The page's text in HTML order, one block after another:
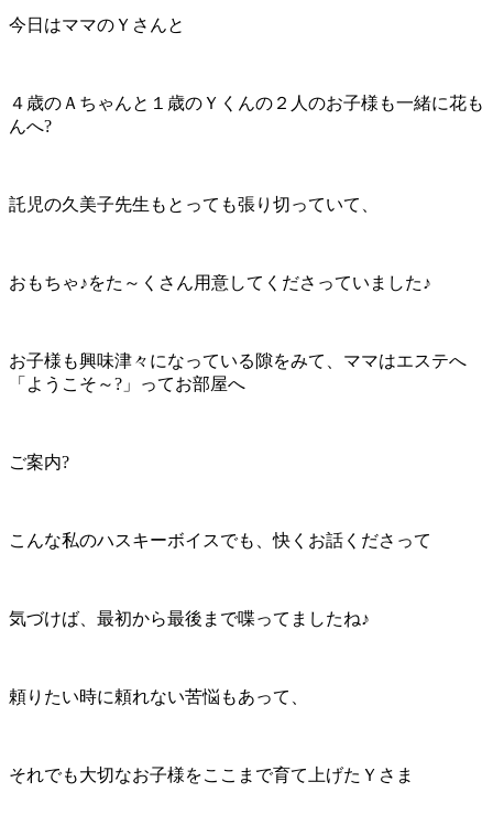
今日はママのＹさんと
４歳のＡちゃんと１歳のＹくんの２人のお子様も一緒に花も
んへ?
託児の久美子先生もとっても張り切っていて、
おもちゃ♪をた～くさん用意してくださっていました♪
お子様も興味津々になっている隙をみて、ママはエステへ
「ようこそ～?」ってお部屋へ
ご案内?
こんな私のハスキーボイスでも、快くお話くださって
気づけば、最初から最後まで喋ってましたね♪
頼りたい時に頼れない苦悩もあって、
それでも大切なお子様をここまで育て上げたＹさま